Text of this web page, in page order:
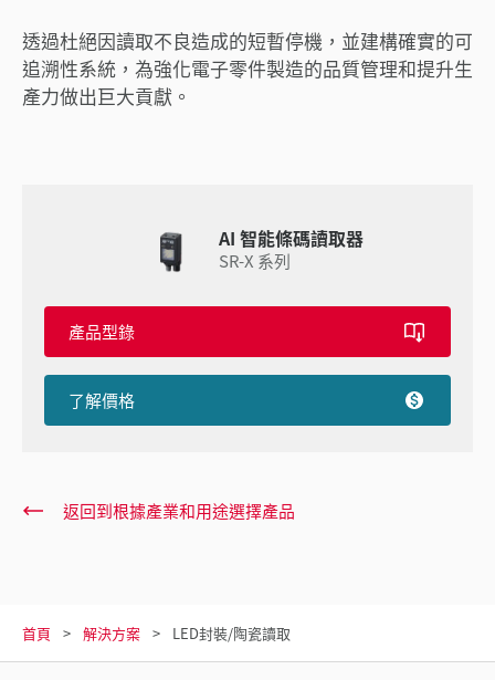
透過杜絕因讀取不良造成的短暫停機，並建構確實的可
追溯性系統，為強化電子零件製造的品質管理和提升生
產力做出巨大貢獻。
AI 智能條碼讀取器
SR-X 系列
產品型錄
了解價格
返回到根據產業和用途選擇產品
首頁 解決方案 LED封裝/陶瓷讀取